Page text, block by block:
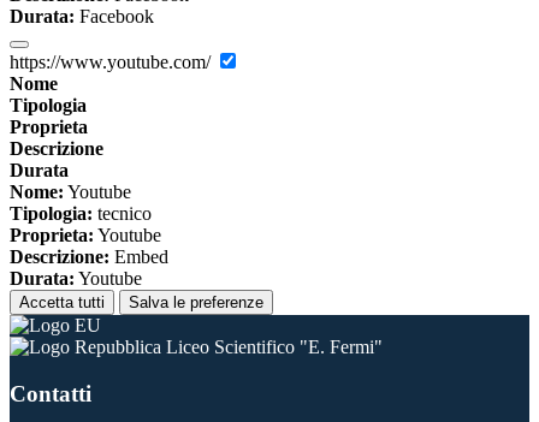
Durata: Facebook
https://www.youtube.com/
Nome
Tipologia
Proprieta
Descrizione
Durata
Nome: Youtube
Tipologia: tecnico
Proprieta: Youtube
Descrizione: Embed
Durata: Youtube
Accetta tutti Salva le preferenze
Liceo Scientifico "E. Fermi"
Contatti